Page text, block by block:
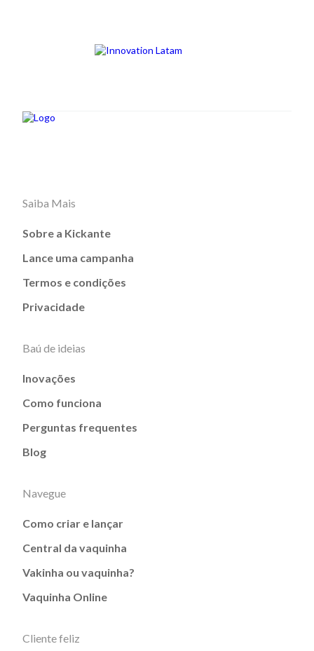
Saiba Mais
Sobre a Kickante
Lance uma campanha
Termos e condições
Privacidade
Baú de ideias
Inovações
Como funciona
Perguntas frequentes
Blog
Navegue
Como criar e lançar
Central da vaquinha
Vakinha ou vaquinha?
Vaquinha Online
Cliente feliz